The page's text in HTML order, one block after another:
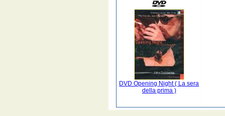
DVD Opening Night ( La sera
della prima )